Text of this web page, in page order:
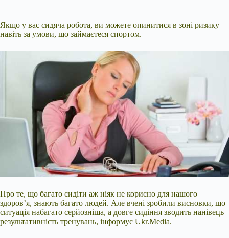
Якщо у вас сидяча робота, ви можете опинитися в зоні ризику
навіть за умови, що займаєтеся спортом.
Про те, що багато сидіти аж ніяк не корисно для нашого
здоров’я, знають багато людей. Але вчені зробили висновки, що
ситуація набагато серйозніша, а довге сидіння зводить нанівець
результативність тренувань, інформує Ukr.Media.